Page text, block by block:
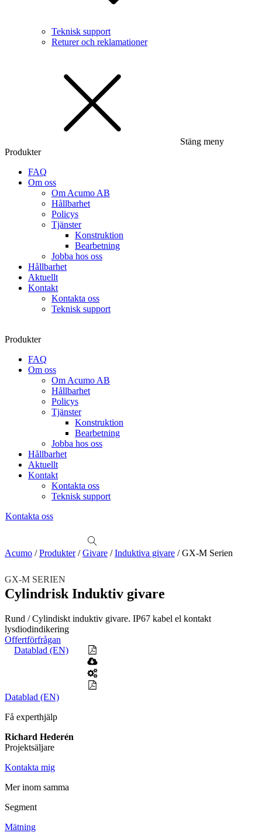
Teknisk support
Returer och reklamationer
Stäng meny
Produkter
FAQ
Om oss
Om Acumo AB
Hållbarhet
Policys
Tjänster
Konstruktion
Bearbetning
Jobba hos oss
Hållbarhet
Aktuellt
Kontakt
Kontakta oss
Teknisk support
Produkter
FAQ
Om oss
Om Acumo AB
Hållbarhet
Policys
Tjänster
Konstruktion
Bearbetning
Jobba hos oss
Hållbarhet
Aktuellt
Kontakt
Kontakta oss
Teknisk support
Kontakta oss
Se alla kategorier Se alla produkter Se alla leverantörer
Teknisk support
Offertförfrågan
Mekanik
LinjärenheterAxelkopplingar
Mekatronik
Positionsvisare / Mätklockor
Wire-moduler
Motion
MätskalorRäknare / Displayer
Givare
Maskinsäkerhet
Ljusridåer
Varningsljud
Varningsljus
Övrigt
Acumo /Produkter/Givare /Induktiva givare /GX-M Serien
GX-M SERIEN
Cylindrisk Induktiv givare
Rund / Cylindiskt induktiv givare. IP67 kabel el kontakt
lysdiodindikering
Offertförfrågan
Datablad (EN)
Datablad (EN)
Få experthjälp
Richard Hederén
Projektsäljare
Kontakta mig
Mer inom samma
Segment
Mätning